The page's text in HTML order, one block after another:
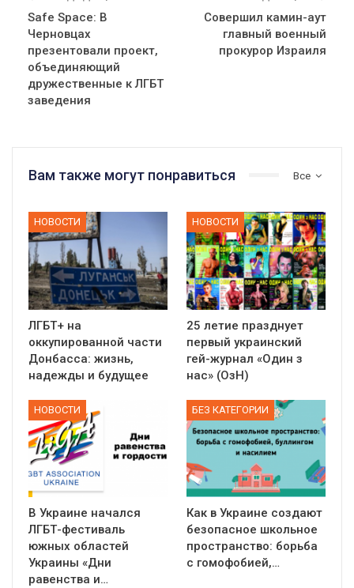
Safe Space: В
Черновцах
презентовали проект,
объединяющий
дружественные к ЛГБТ
заведения
Совершил камин-аут
главный военный
прокурор Израиля
Все
Вам также могут понравиться
НОВОСТИ
ЛГБТ+ на
оккупированной части
Донбасса: жизнь,
надежды и будущее
НОВОСТИ
25 летие празднует
первый украинский
гей-журнал «Один з
нас» (ОзН)
НОВОСТИ
В Украине начался
ЛГБТ-фестиваль
южных областей
Украины «Дни
равенства и…
БЕЗ КАТЕГОРИИ
Как в Украине создают
безопасное школьное
пространство: борьба
с гомофобией,…